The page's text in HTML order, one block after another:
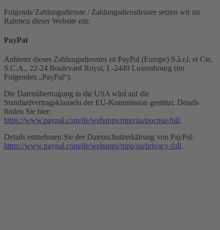
Folgende Zahlungsdienste / Zahlungsdienstleister setzen wir im
Rahmen dieser Website ein:
PayPal
Anbieter dieses Zahlungsdienstes ist PayPal (Europe) S.à.r.l. et Cie,
S.C.A., 22-24 Boulevard Royal, L-2449 Luxembourg (im
Folgenden „PayPal“).
Die Datenübertragung in die USA wird auf die
Standardvertragsklauseln der EU-Kommission gestützt. Details
finden Sie hier:
https://www.paypal.com/de/webapps/mpp/ua/pocpsa-full.
Details entnehmen Sie der Datenschutzerklärung von PayPal:
https://www.paypal.com/de/webapps/mpp/ua/privacy-full.